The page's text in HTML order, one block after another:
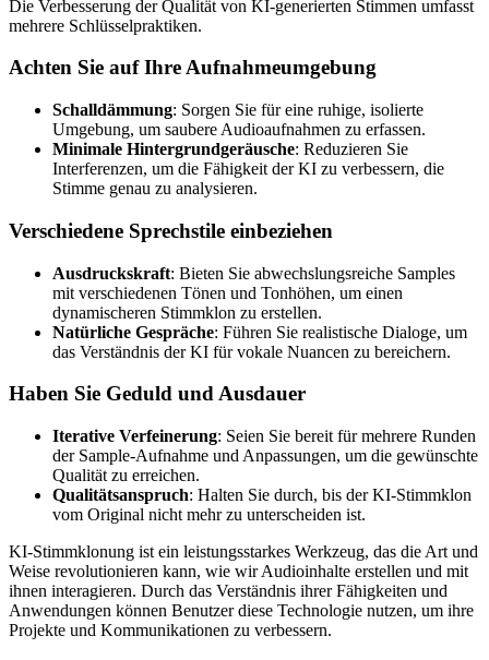
Die Verbesserung der Qualität von KI-generierten Stimmen umfasst
mehrere Schlüsselpraktiken.
Achten Sie auf Ihre Aufnahmeumgebung
Schalldämmung: Sorgen Sie für eine ruhige, isolierte
Umgebung, um saubere Audioaufnahmen zu erfassen.
Minimale Hintergrundgeräusche: Reduzieren Sie
Interferenzen, um die Fähigkeit der KI zu verbessern, die
Stimme genau zu analysieren.
Verschiedene Sprechstile einbeziehen
Ausdruckskraft: Bieten Sie abwechslungsreiche Samples
mit verschiedenen Tönen und Tonhöhen, um einen
dynamischeren Stimmklon zu erstellen.
Natürliche Gespräche: Führen Sie realistische Dialoge, um
das Verständnis der KI für vokale Nuancen zu bereichern.
Haben Sie Geduld und Ausdauer
Iterative Verfeinerung: Seien Sie bereit für mehrere Runden
der Sample-Aufnahme und Anpassungen, um die gewünschte
Qualität zu erreichen.
Qualitätsanspruch: Halten Sie durch, bis der KI-Stimmklon
vom Original nicht mehr zu unterscheiden ist.
KI-Stimmklonung ist ein leistungsstarkes Werkzeug, das die Art und
Weise revolutionieren kann, wie wir Audioinhalte erstellen und mit
ihnen interagieren. Durch das Verständnis ihrer Fähigkeiten und
Anwendungen können Benutzer diese Technologie nutzen, um ihre
Projekte und Kommunikationen zu verbessern.